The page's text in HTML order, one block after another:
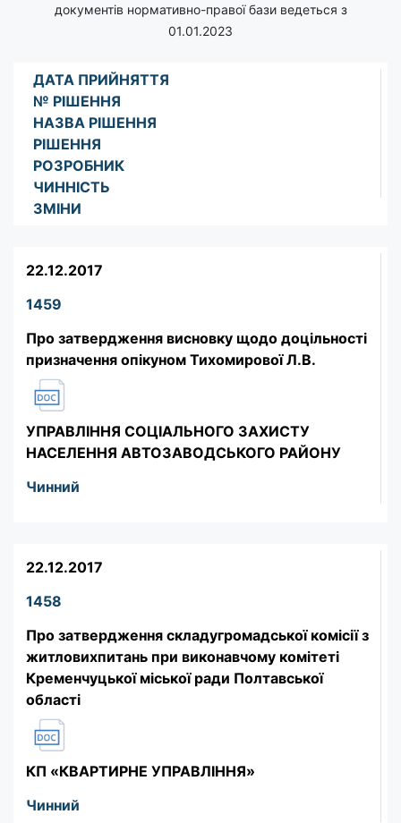
документів нормативно-правої бази ведеться з
01.01.2023
ДАТА ПРИЙНЯТТЯ
№ РІШЕННЯ
НАЗВА РІШЕННЯ
РІШЕННЯ
РОЗРОБНИК
ЧИННІСТЬ
ЗМІНИ
22.12.2017
1459
Про затвердження висновку щодо доцільності
призначення опікуном Тихомирової Л.В.
УПРАВЛІННЯ СОЦІАЛЬНОГО ЗАХИСТУ
НАСЕЛЕННЯ АВТОЗАВОДСЬКОГО РАЙОНУ
Чинний
22.12.2017
1458
Про затвердження складугромадської комісії з
житловихпитань при виконавчому комітеті
Кременчуцької міської ради Полтавської
області
КП «КВАРТИРНЕ УПРАВЛІННЯ»
Чинний